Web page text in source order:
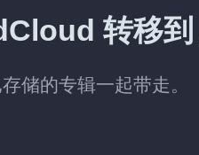
转移
储的专辑一起带走。